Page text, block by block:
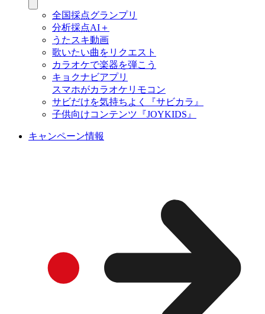
全国採点グランプリ
分析採点AI＋
うたスキ動画
歌いたい曲をリクエスト
カラオケで楽器を弾こう
キョクナビアプリ
スマホがカラオケリモコン
サビだけを気持ちよく『サビカラ』
子供向けコンテンツ『JOYKIDS』
キャンペーン情報